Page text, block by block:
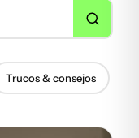
Trucos & consejos